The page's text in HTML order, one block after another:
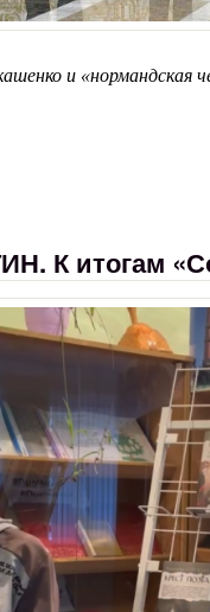
и «нормандская
К итогам